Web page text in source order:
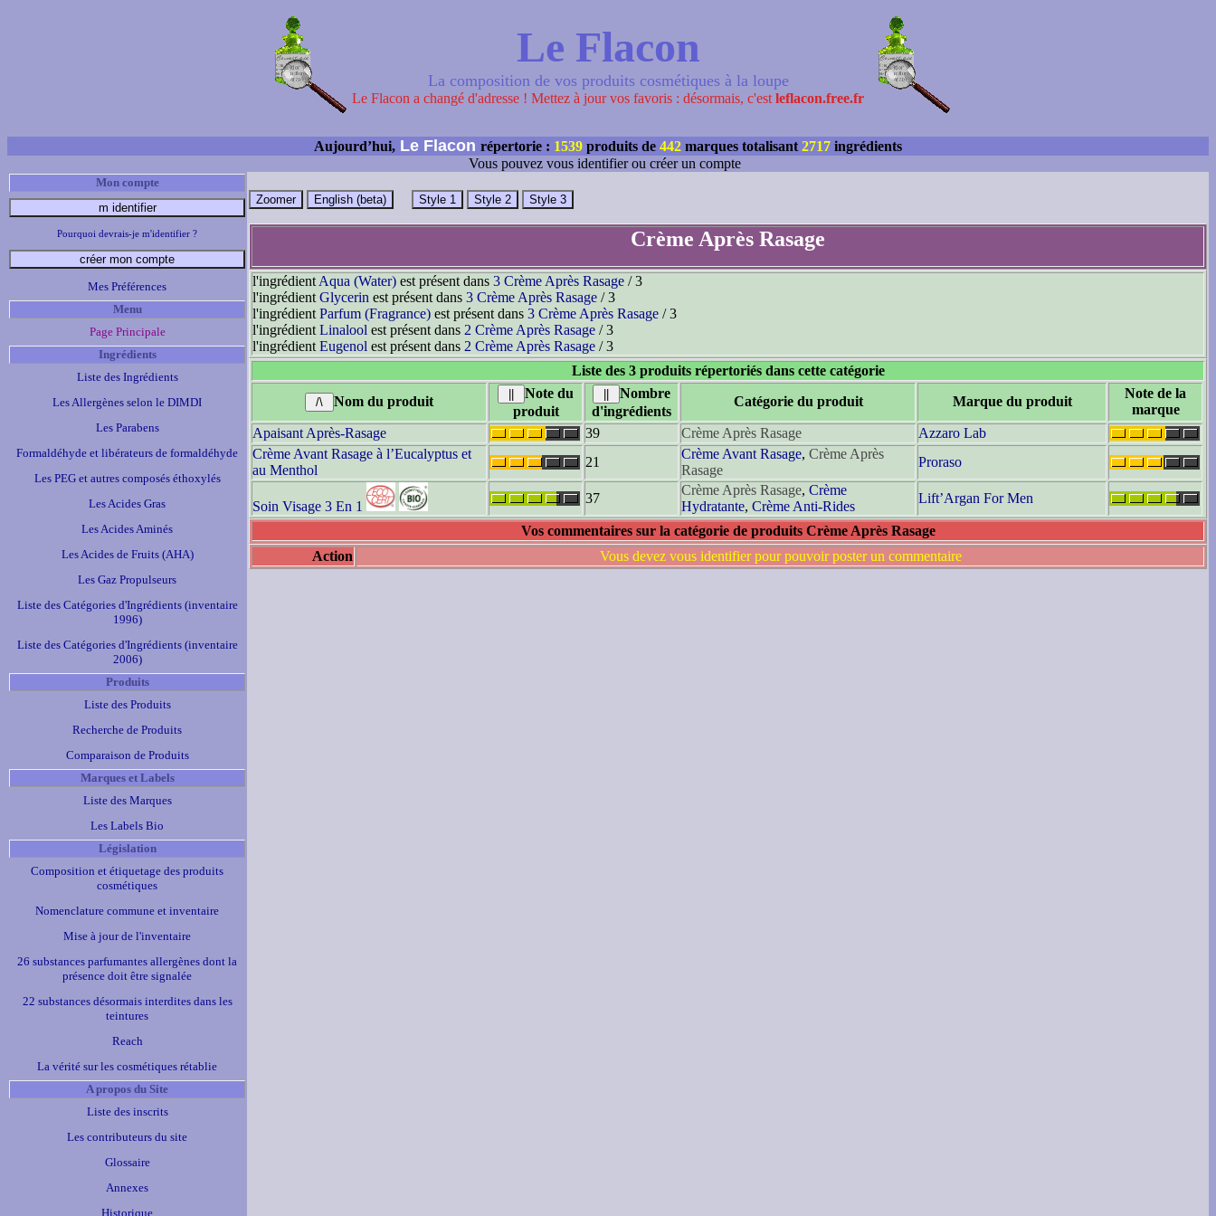
Le Flacon
La composition de vos produits cosmétiques à la loupe
Le Flacon a changé d'adresse ! Mettez à jour vos favoris : désormais, c'est leflacon.free.fr
Aujourd’hui, Le Flacon répertorie : 1539 produits de 442 marques totalisant 2717 ingrédients
Vous pouvez vous identifier ou créer un compte
Mon compte
Pourquoi devrais-je m'identifier ?
Mes Préférences
Menu
Page Principale
Ingrédients
Liste des Ingrédients
Les Allergènes selon le DIMDI
Les Parabens
Formaldéhyde et libérateurs de formaldéhyde
Les PEG et autres composés éthoxylés
Les Acides Gras
Les Acides Aminés
Les Acides de Fruits (AHA)
Les Gaz Propulseurs
Liste des Catégories d'Ingrédients (inventaire
1996)
Liste des Catégories d'Ingrédients (inventaire
2006)
Produits
Liste des Produits
Recherche de Produits
Comparaison de Produits
Marques et Labels
Liste des Marques
Les Labels Bio
Législation
Composition et étiquetage des produits
cosmétiques
Nomenclature commune et inventaire
Mise à jour de l'inventaire
26 substances parfumantes allergènes dont la
présence doit être signalée
22 substances désormais interdites dans les
teintures
Reach
La vérité sur les cosmétiques rétablie
A propos du Site
Liste des inscrits
Les contributeurs du site
Glossaire
Annexes
Historique
Crème Après Rasage
l'ingrédient Aqua (Water) est présent dans 3 Crème Après Rasage / 3
l'ingrédient Glycerin est présent dans 3 Crème Après Rasage / 3
l'ingrédient Parfum (Fragrance) est présent dans 3 Crème Après Rasage / 3
l'ingrédient Linalool est présent dans 2 Crème Après Rasage / 3
l'ingrédient Eugenol est présent dans 2 Crème Après Rasage / 3
Liste des 3 produits répertoriés dans cette catégorie
Nom du produit
Note du
produit
Nombre
d'ingrédients
Catégorie du produit Marque du produit
Note de la
marque
Apaisant Après-Rasage
39 Crème Après Rasage
Azzaro Lab
Crème Avant Rasage à l’Eucalyptus et
au Menthol
21
Crème Avant Rasage, Crème Après
Rasage
Proraso
Soin Visage 3 En 1
37
Crème Après Rasage, Crème
Hydratante, Crème Anti-Rides
Lift’Argan For Men
Vos commentaires sur la catégorie de produits Crème Après Rasage
Action
Vous devez vous identifier pour pouvoir poster un commentaire